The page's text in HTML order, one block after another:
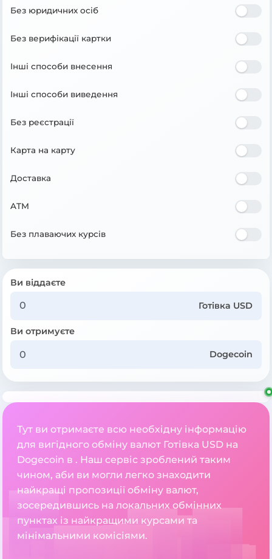
Без юридичних осіб
Без верифікації картки
Інші способи внесення
Інші способи виведення
Без реєстрації
Карта на карту
Доставка
ATM
Без плаваючих курсів
Ви віддаєте
Готівка USD
Ви отримуєте
Dogecoin
Тут ви отримаєте всю необхідну інформацію
для вигідного обміну валют Готівка USD на
Dogecoin в . Наш сервіс зроблений таким
чином, аби ви могли легко знаходити
найкращі пропозиції обміну валют,
зосередившись на локальних обмінних
пунктах із найкращими курсами та
мінімальними комісіями.